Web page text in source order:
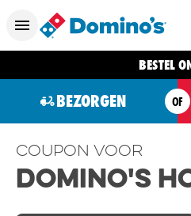
BESTEL
BEZORGEN OF
Coupon voor
Domino's